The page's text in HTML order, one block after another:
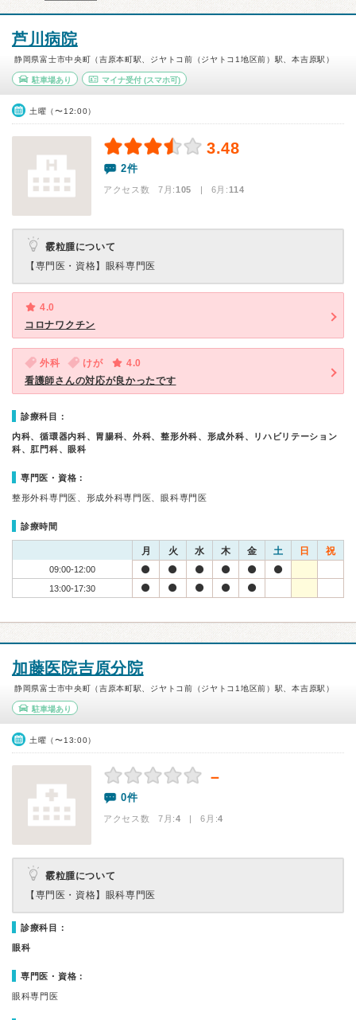
芦川病院
静岡県富士市中央町（吉原本町駅、ジヤトコ前（ジヤトコ1地区前）駅、本吉原駅）
駐車場あり マイナ受付(スマホ可)
土曜（〜12:00）
3.48
2件
アクセス数 7月:105 | 6月:114
霰粒腫について
【専門医・資格】 眼科専門医
4.0
コロナワクチン
外科 けが
4.0
看護師さんの対応が良かったです
診療科目：
内科、循環器内科、胃腸科、外科、整形外科、形成外科、リハビリテーション
科、肛門科、眼科
専門医・資格：
整形外科専門医、形成外科専門医、眼科専門医
診療時間
月 火 水 木 金 土 日 祝
09:00-12:00
13:00-17:30
加藤医院吉原分院
静岡県富士市中央町（吉原本町駅、ジヤトコ前（ジヤトコ1地区前）駅、本吉原駅）
駐車場あり
土曜（〜13:00）
－
0件
アクセス数 7月:4 | 6月:4
霰粒腫について
【専門医・資格】 眼科専門医
診療科目：
眼科
専門医・資格：
眼科専門医